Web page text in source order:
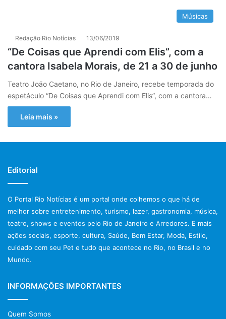
Músicas
Redação Rio Notícias 13/06/2019
“De Coisas que Aprendi com Elis”, com a
cantora Isabela Morais, de 21 a 30 de junho
Teatro João Caetano, no Rio de Janeiro, recebe temporada do
espetáculo “De Coisas que Aprendi com Elis”, com a cantora…
Leia mais »
Editorial
O Portal Rio Notícias é um portal onde colhemos o que há de
melhor sobre entretenimento, turismo, lazer, gastronomia, música,
teatro, shows e eventos pelo Rio de Janeiro e Arredores. E mais
ações sociais, esporte, cultura, Saúde, Bem Estar, Moda, Estilo,
cuidado com seu Pet e tudo que acontece no Rio, no Brasil e no
Mundo.
INFORMAÇÕES IMPORTANTES
Quem Somos